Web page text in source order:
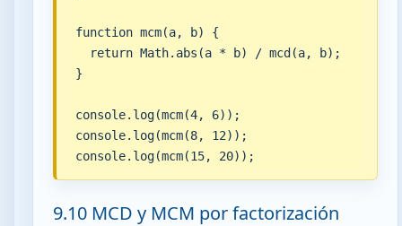
function mcm(a, b) {
  return Math.abs(a * b) / mcd(a, b);
}
console.log(mcm(4, 6));
console.log(mcm(8, 12));
console.log(mcm(15, 20));
9.10 MCD y MCM por factorización